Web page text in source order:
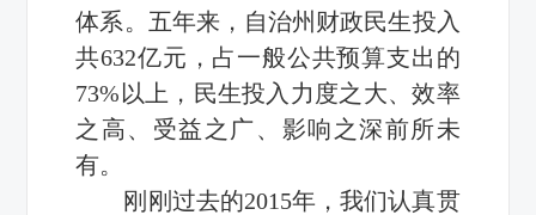
体系。五年来，自治州财政民生投入
共632亿元，占一般公共预算支出的
73%以上，民生投入力度之大、效率
之高、受益之广、影响之深前所未
有。
刚刚过去的2015年，我们认真贯